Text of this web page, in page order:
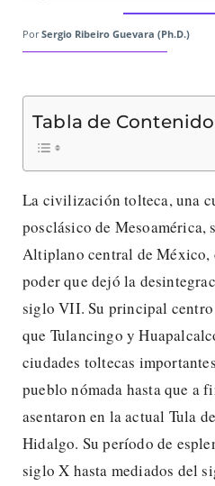
Por Sergio Ribeiro Guevara (Ph.D.)
Tabla de
La civilización tolteca, una
posclásico de Mesoamérica,
Altiplano central de México,
poder que dejó la
siglo VII. Su principal
que Tulancingo y
ciudades toltecas
pueblo nómada hasta que a
asentaron en la actual Tula
Hidalgo. Su período de
siglo X hasta mediados del